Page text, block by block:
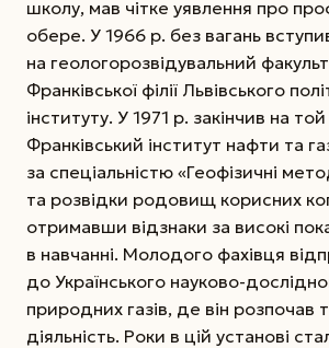
школу, мав чітке уявлення про
обере. У 1966 р. без вагань
на геологорозвідувальний
Франківської філії Львівського
інституту. У 1971 р. закінчив на
Франківський інститут нафти та
за спеціальністю «Геофізичні
та розвідки родовищ корисних
отримавши відзнаки за високі
в навчанні. Молодого фахівця
до Українсь­кого науково-
природних газів, де він розпочав
діяльність. Роки в цій установі